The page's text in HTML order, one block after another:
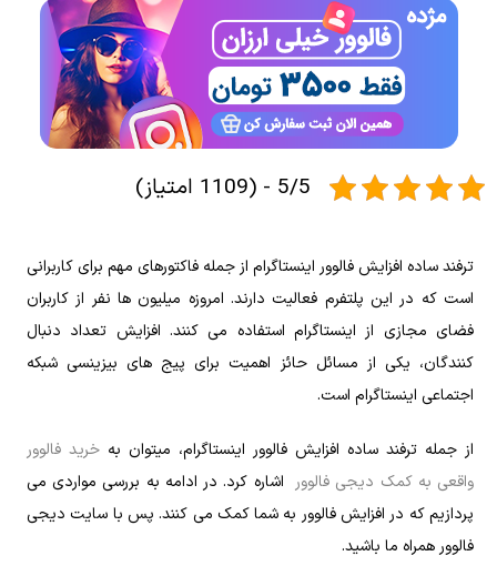
5/5 - (1109 امتیاز)
ترفند ساده افزایش فالوور اینستاگرام از جمله فاکتورهای مهم برای کاربرانی
است که در این پلتفرم فعالیت دارند. امروزه میلیون ها نفر از کاربران
فضای مجازی از اینستاگرام استفاده می کنند. افزایش تعداد دنبال
کنندگان، یکی از مسائل حائز اهمیت برای پیج های بیزینسی شبکه
اجتماعی اینستاگرام است‌.
از جمله ترفند ساده افزایش فالوور اینستاگرام، میتوان بهخرید فالوور
واقعی به کمک دیجی فالوور اشاره کرد. در ادامه به بررسی مواردی می
پردازیم که در افزایش فالوور به شما کمک می کنند. پس با سایت دیجی
فالوور همراه ما باشید.